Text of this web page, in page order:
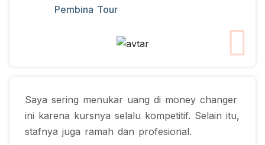
Pembina Tour
Saya sering menukar uang di money changer
ini karena kursnya selalu kompetitif. Selain itu,
stafnya juga ramah dan profesional.